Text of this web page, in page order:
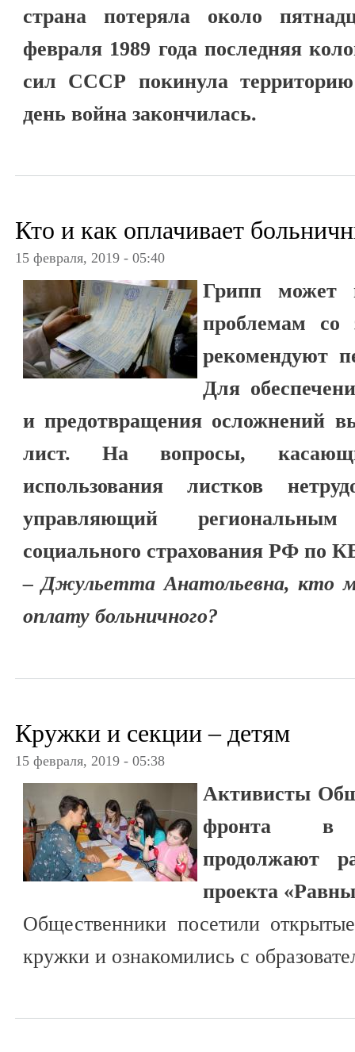
страна потеряла около
февраля 1989 года последняя
сил СССР покинула
день война закончилась.
Кто и как оплачивает
15 февраля, 2019 - 05:40
Грипп может
проблемам со
рекомендуют
Для
и предотвращения осложнений
лист. На вопросы,
использования листков
управляющий
социального страхования РФ по
– Джульетта Анатольевна, кто
оплату больничного?
Кружки и секции – детям
15 февраля, 2019 - 05:38
Активисты
фронта в
продолжают
проекта
Общественники посетили
кружки и ознакомились с